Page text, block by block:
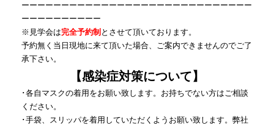
ーーーーーーーーーーーーーーーーーーーーーーーーーーーーー
ーーーーーーーーーー
※見学会は完全予約制 とさせて頂いております。
予約無く当日現地に来て頂いた場合、ご案内できませんのでご了
承下さい。
【感染症対策について】
･各自マスクの着用をお願い致します。お持ちでない方はご相談
ください。
･手袋、スリッパを着用していただくようお願い致します。弊社